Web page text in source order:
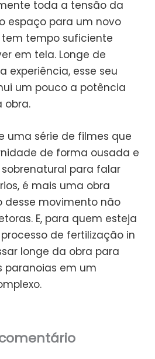
toda a tensão da
espaço para um novo
tempo suficiente
em tela. Longe de
experiência, esse seu
um pouco a potência
obra.
uma série de filmes que
de forma ousada e
para falar
é mais uma obra
desse movimento não
E, para quem esteja
de fertilização in
longe da obra para
paranoias em um